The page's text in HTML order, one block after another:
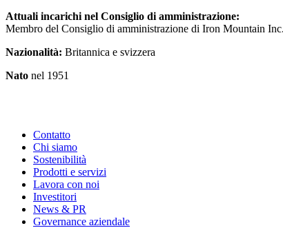
Attuali incarichi nel Consiglio di amministrazione:
Membro del Consiglio di amministrazione di Iron Mountain
Nazionalità: Britannica e svizzera
Nato nel 1951
Contatto
Chi siamo
Sostenibilità
Prodotti e servizi
Lavora con noi
Investitori
News & PR
Governance aziendale